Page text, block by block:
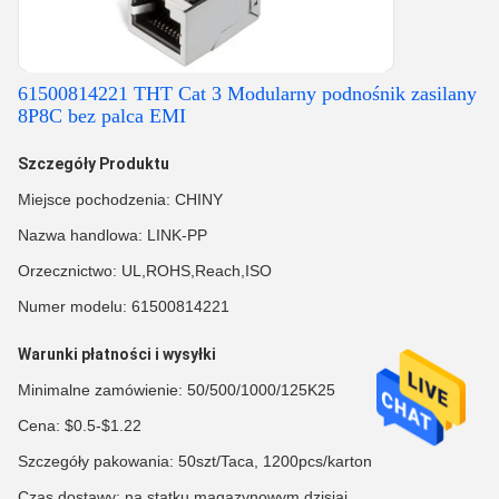
61500814221 THT Cat 3 Modularny podnośnik zasilany
8P8C bez palca EMI
Szczegóły Produktu
Miejsce pochodzenia: CHINY
Nazwa handlowa: LINK-PP
Orzecznictwo: UL,ROHS,Reach,ISO
Numer modelu: 61500814221
Warunki płatności i wysyłki
Minimalne zamówienie: 50/500/1000/125K25
Cena: $0.5-$1.22
Szczegóły pakowania: 50szt/Taca, 1200pcs/karton